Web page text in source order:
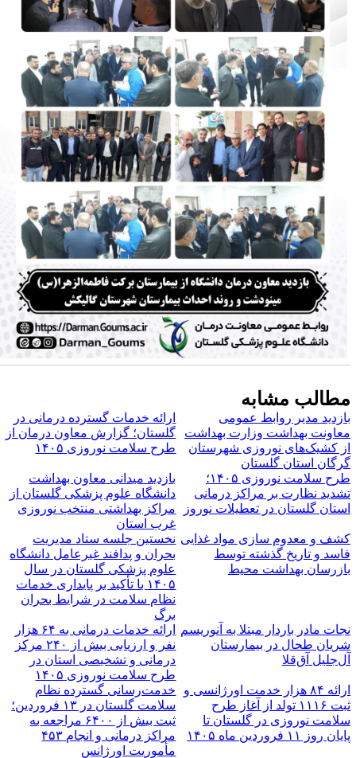
مشابه
مدیر روابط عمومی
بهداشت وزارت بهداشت
کشیک‌های نوروزی شهرستان
استان گلستان
ارائه خدمات گسترده درمانی در
گلستان؛ گزارش معاون درمان از
طرح سلامت نوروزی ۱۴۰۵
طرح سلامت نوروزی ۱۴۰۵؛
نظارت بر مراکز درمانی
گلستان در تعطیلات نوروز
بازدید میدانی معاون بهداشت
دانشگاه علوم پزشکی گلستان از
مراکز بهداشتی منتخب نوروزی
غرب استان
و معدوم سازی مواد غذایی
و تاریخ گذشته توسط
بهداشت محیط
نخستین جلسه ستاد مدیریت
بحران و پدافند غیرعامل دانشگاه
علوم پزشکی گلستان در سال
۱۴۰۵ با تأکید بر پایداری خدمات
نظام سلامت در شرایط بحران
برگ
مادر باردار مبتلا به آنوریسم
طحال در بیمارستان
آق‌قلا
ارائه خدمات درمانی به ۶۴ هزار
نفر و ارزیابی بیش از ۲۴۰ مرکز
درمانی و تشخیصی استان در
طرح سلامت نوروزی ۱۴۰۵
ارائه ۸۴ هزار خدمت اورژانسی و
ثبت ۱۱۱۶ تولد از آغاز طرح
نوروزی در گلستان تا
روز ۱۱ فروردین ماه ۱۴۰۵
خدمت‌رسانی گسترده نظام
سلامت گلستان در ۱۳ فروردین؛
ثبت بیش از ۶۴۰۰ مراجعه به
مراکز درمانی و انجام ۴۵۳
مأموریت اورژانس